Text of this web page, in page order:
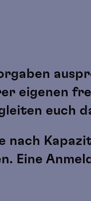
eigenen
euch
nach
Eine